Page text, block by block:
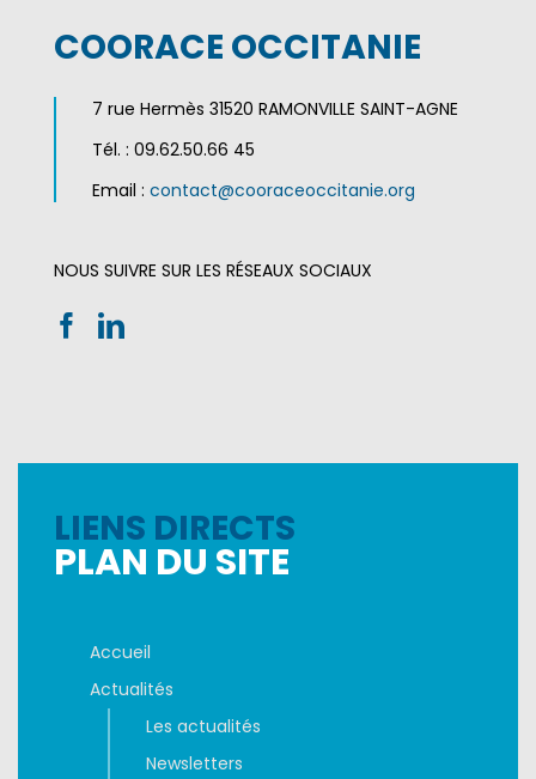
COORACE OCCITANIE
7 rue Hermès 31520 RAMONVILLE SAINT-AGNE
Tél. : 09.62.50.66 45
Email : contact@cooraceoccitanie.org
NOUS SUIVRE SUR LES RÉSEAUX SOCIAUX
LIENS DIRECTS
PLAN DU SITE
Accueil
Actualités
Les actualités
Newsletters